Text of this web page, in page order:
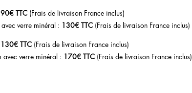
90€ TTC (Frais de livraison France inclus)
verre minéral : 130€ TTC (Frais de livraison France inclus)
130€ TTC (Frais de livraison France inclus)
verre minéral : 170€ TTC (Frais de livraison France inclus)